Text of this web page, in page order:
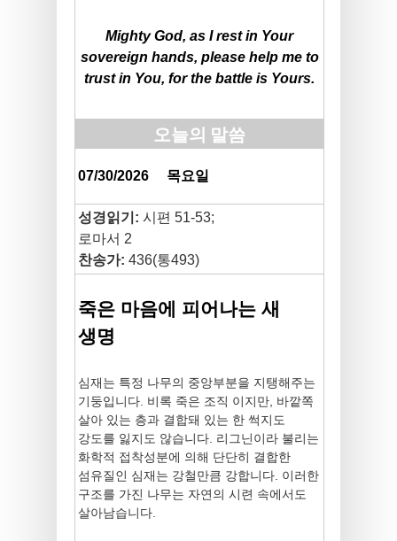
Mighty God, as I rest in Your
sovereign hands, please help me to
trust in You, for the battle is Yours.
오늘의 말씀
07/30/2026목요일
성경읽기: 시편 51-53;
로마서 2
찬송가: 436(통493)
죽은 마음에 피어나는 새
생명
심재는 특정 나무의 중앙부분을 지탱해주는
기둥입니다. 비록 죽은 조직 이지만, 바깥쪽
살아 있는 층과 결합돼 있는 한 썩지도
강도를 잃지도 않습니다. 리그닌이라 불리는
화학적 접착성분에 의해 단단히 결합한
섬유질인 심재는 강철만큼 강합니다. 이러한
구조를 가진 나무는 자연의 시련 속에서도
살아남습니다.